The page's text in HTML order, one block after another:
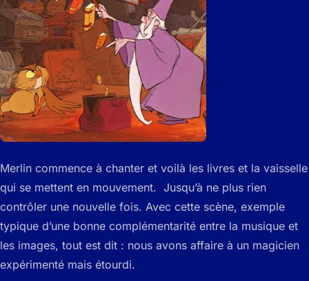
Merlin commence à chanter et voilà les livres et la vaisselle
qui se mettent en mouvement. Jusqu’à ne plus rien
contrôler une nouvelle fois. Avec cette scène, exemple
typique d’une bonne complémentarité entre la musique et
les images, tout est dit : nous avons affaire à un magicien
expérimenté mais étourdi.